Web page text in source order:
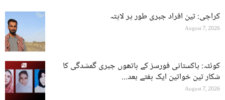
کراچی: تین افراد جبری طور پر لاپتہ
August 7, 2026
کوئٹہ: پاکستانی فورسز کے ہاتھوں جبری گمشدگی کا
شکار تین خواتین ایک ہفتے بعد...
August 7, 2026